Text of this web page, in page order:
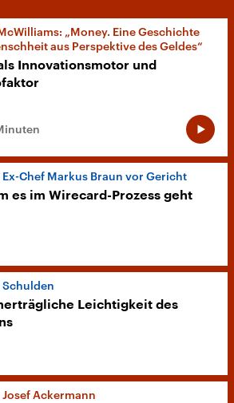
„Money. Eine Geschichte
aus Perspektive des Geldes“
Innovationsmotor und
Ex-Chef Markus Braun vor Gericht
es im Wirecard-Prozess geht
Schulden
Leichtigkeit des
Josef Ackermann